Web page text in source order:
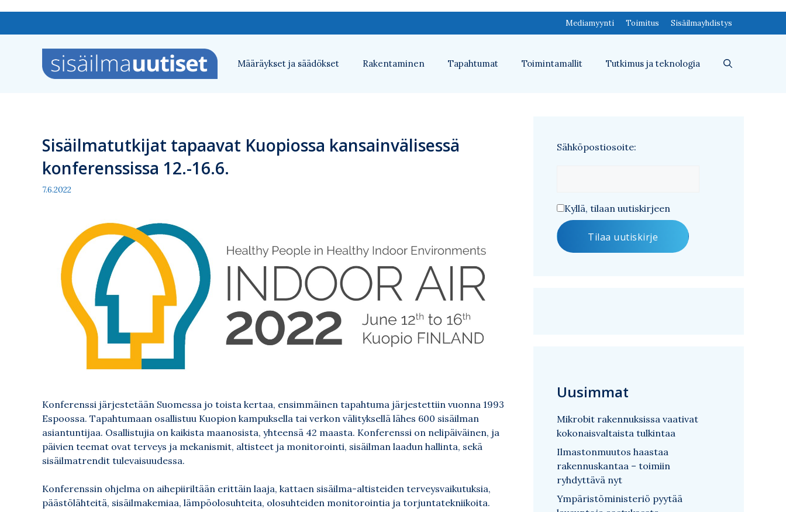
sisältöön
Mediamyynti Toimitus Sisäilmayhdistys
Määräykset ja säädökset Rakentaminen Tapahtumat Toimintamallit Tutkimus ja teknologia
Sisäilmatutkijat tapaavat Kuopiossa kansainvälisessä
konferenssissa 12.-16.6.
7.6.2022
Konferenssi järjestetään Suomessa jo toista kertaa, ensimmäinen tapahtuma järjestettiin vuonna 1993
Espoossa. Tapahtumaan osallistuu Kuopion kampuksella tai verkon välityksellä lähes 600 sisäilman
asiantuntijaa. Osallistujia on kaikista maanosista, yhteensä 42 maasta. Konferenssi on nelipäiväinen, ja
päivien teemat ovat terveys ja mekanismit, altisteet ja monitorointi, sisäilman laadun hallinta, sekä
sisäilmatrendit tulevaisuudessa.
Konferenssin ohjelma on aihepiiriltään erittäin laaja, kattaen sisäilma-altisteiden terveysvaikutuksia,
päästölähteitä, sisäilmakemiaa, lämpöolosuhteita, olosuhteiden monitorointia ja torjuntatekniikoita.
Sähköpostiosoite:
Kyllä, tilaan uutiskirjeen
Uusimmat
Mikrobit rakennuksissa vaativat
kokonaisvaltaista tulkintaa
Ilmastonmuutos haastaa
rakennuskantaa – toimiin
ryhdyttävä nyt
Ympäristöministeriö pyytää